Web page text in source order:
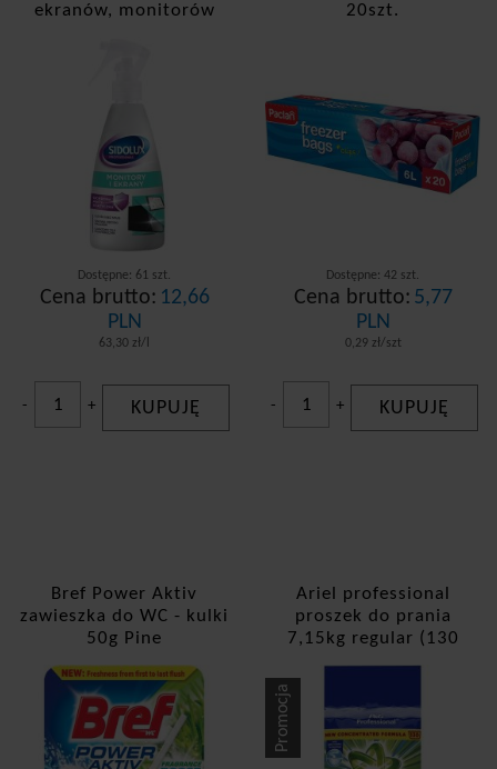
ekranów, monitorów
Dostępne: 61 szt.
Cena brutto: 12,66
PLN
63,30 zł/l
- + KUPUJĘ
20szt.
Dostępne: 42 szt.
Cena brutto: 5,77
PLN
0,29 zł/szt
- + KUPUJĘ
Bref Power Aktiv
zawieszka do WC - kulki
50g Pine
Ariel professional
proszek do prania
7,15kg regular (130
Promocja